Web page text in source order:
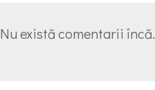
Nu există comentarii încă.